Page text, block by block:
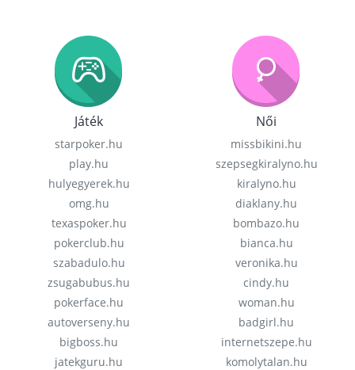
Játék
starpoker.hu
play.hu
hulyegyerek.hu
omg.hu
texaspoker.hu
pokerclub.hu
szabadulo.hu
zsugabubus.hu
pokerface.hu
autoverseny.hu
bigboss.hu
jatekguru.hu
Női
missbikini.hu
szepsegkiralyno.hu
kiralyno.hu
diaklany.hu
bombazo.hu
bianca.hu
veronika.hu
cindy.hu
woman.hu
badgirl.hu
internetszepe.hu
komolytalan.hu